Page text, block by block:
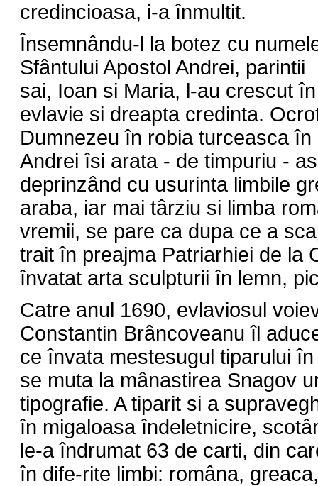
credincioasa, i-a înmultit.
Însemnându-l la botez cu
Sfântului Apostol Andrei, parintii
sai, Ioan si Maria, l-au crescut în
evlavie si dreapta credinta.
Dumnezeu în robia turceasca
Andrei îsi arata - de timpuriu -
deprinzând cu usurinta limbile
araba, iar mai târziu si limba
vremii, se pare ca dupa ce a
trait în preajma Patriarhiei de la
învatat arta sculpturii în lemn,
Catre anul 1690, evlaviosul
Constantin Brâncoveanu îl
ce învata mestesugul tiparului
se muta la mânastirea Snagov
tipografie. A tiparit si a
în migaloasa îndeletnicire,
le-a îndrumat 63 de carti, din
în dife-rite limbi: româna,